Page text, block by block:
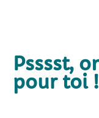
Psssst,
pour toi !